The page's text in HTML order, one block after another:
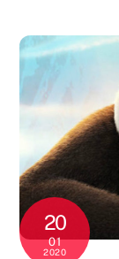
content
20
01
2020